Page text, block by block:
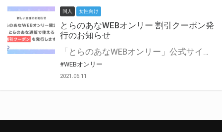
同人 女性向け
とらのあなWEBオンリー 割引クーポン発
行のお知らせ
「とらのあなWEBオンリー」公式サイトでとらのあな通販の「割引クーポン」を配布中！ イベントごとに開催当日限定で使える割引クーポンのシリアルコードを発行します。 とらのあなWEBオンリーのページをチェックして、イベント当日にお得にお買い物を楽しみましょう♪ ※本キャンペーンは予告なく終了する場合がございます。 とらのあなWEBオンリーサイトはこちら
#WEBオンリー
2021.06.11